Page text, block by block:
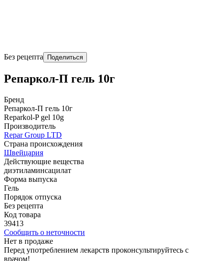
Без рецепта Поделиться
Репаркол-П гель 10г
Бренд
Репаркол-П гель 10г
Reparkol-P gel 10g
Производитель
Repar Group LTD
Страна происхождения
Швейцария
Действующие вещества
диэтиламинсацилат
Форма выпуска
Гель
Порядок отпуска
Без рецепта
Код товара
39413
Сообщить о неточности
Нет в продаже
Перед употреблением лекарств проконсультируйтесь с
врачом!